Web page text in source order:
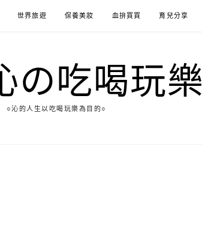
世界旅遊 保養美妝 血拚買買 育兒分享
の吃喝玩樂
○沁的人生以吃喝玩樂為目的○